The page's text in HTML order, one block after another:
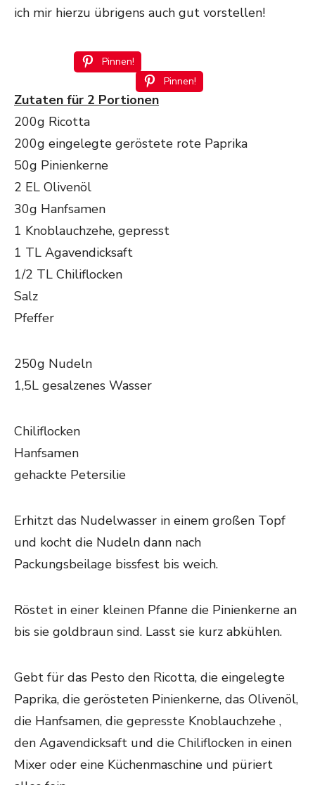
ich mir hierzu übrigens auch gut vorstellen!
Pinnen!
Pinnen!
Zutaten für 2 Portionen
200g Ricotta
200g eingelegte geröstete rote Paprika
50g Pinienkerne
2 EL Olivenöl
30g Hanfsamen
1 Knoblauchzehe, gepresst
1 TL Agavendicksaft
1/2 TL Chiliflocken
Salz
Pfeffer
250g Nudeln
1,5L gesalzenes Wasser
Chiliflocken
Hanfsamen
gehackte Petersilie
Erhitzt das Nudelwasser in einem großen Topf
und kocht die Nudeln dann nach
Packungsbeilage bissfest bis weich.
Röstet in einer kleinen Pfanne die Pinienkerne an
bis sie goldbraun sind. Lasst sie kurz abkühlen.
Gebt für das Pesto den Ricotta, die eingelegte
Paprika, die gerösteten Pinienkerne, das Olivenöl,
die Hanfsamen, die gepresste Knoblauchzehe ,
den Agavendicksaft und die Chiliflocken in einen
Mixer oder eine Küchenmaschine und püriert